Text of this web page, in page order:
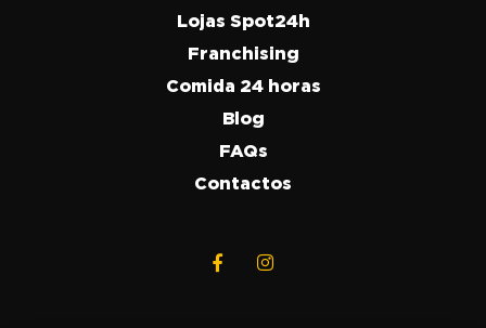
Lojas Spot24h
Franchising
Comida 24 horas
Blog
FAQs
Contactos